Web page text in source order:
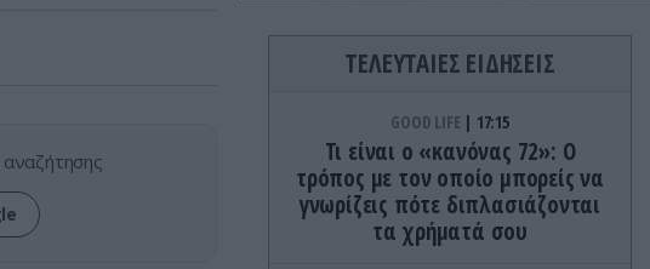
ΤΕΛΕΥΤΑΙΕΣ ΕΙΔΗΣΕΙΣ
GOOD LIFE 17:15
Τι είναι ο «κανόνας 72»: Ο
τρόπος με τον οποίο μπορείς να
γνωρίζεις πότε διπλασιάζονται
τα χρήματά σου